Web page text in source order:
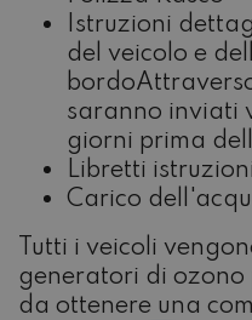
Istruzioni
del veicolo e
bordo
saranno inviati
giorni prima
Libretti istruzioni
Carico
Tutti i veicoli
generatori di ozono
da ottenere una